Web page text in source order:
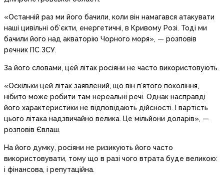
«Останній раз ми його бачили, коли він намагався атакувати
наші цивільні об’єкти, енергетичні, в Кривому Розі. Тоді ми
бачили його над акваторію Чорного моря», — розповів
речник ПС ЗСУ.
За його словами, цей літак росіяни не часто використовують.
«Оскільки цей літак заявлений, що він п’ятого покоління,
нібито може робити там нереальні речі. Однак насправді
його характеристики не відповідають дійсності. І вартість
цього літака надзвичайно велика. Це мільйони доларів», —
розповів Євлаш.
На його думку, росіяни не ризикують його часто
використовувати, тому що в разі чого втрата буде великою:
і фінансова, і репутаційна.